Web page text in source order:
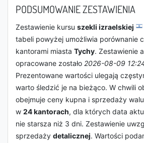
PODSUMOWANIE ZESTAWIENIA
Zestawienie kursu szekli izraelskiej
tabeli powyżej umożliwia porównanie
kantorami miasta Tychy. Zestawienie
opracowane zostało 2026-08-09
Prezentowane wartości ulegają
warto śledzić je na bieżąco. W chwili
obejmuje ceny kupna i sprzedaży
w 24 kantorach, dla których data
nie starsza niż 3 dni. Zestawienie
sprzedaży detalicznej. Wartości